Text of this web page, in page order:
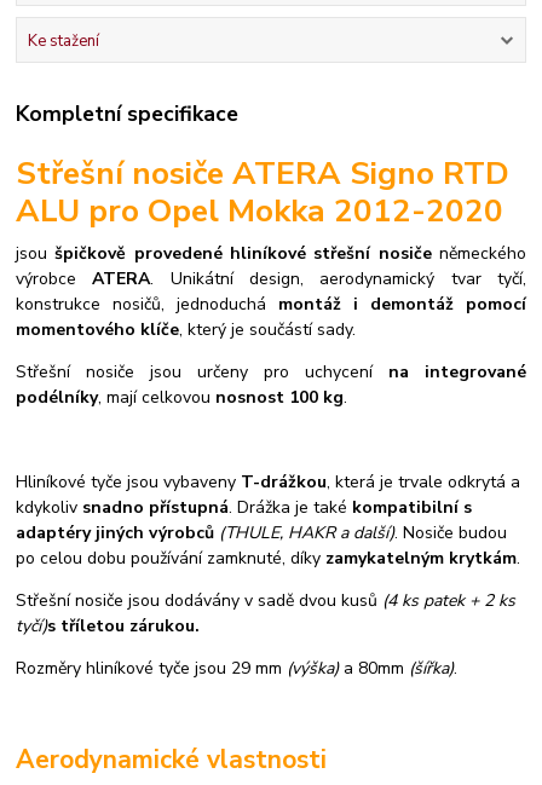
Ke stažení
Kompletní specifikace
Střešní nosiče ATERA Signo RTD
ALU pro Opel Mokka 2012-2020
jsoušpičkově provedené hliníkové střešní nosičeněmeckého
výrobceATERA. Unikátní design, aerodynamický tvar tyčí,
konstrukce nosičů, jednoduchá montáž i demontáž pomocí
momentového klíče, který je součástí sady.
Střešní nosiče jsou určeny pro uchycení na integrované
podélníky, mají celkovou nosnost 100 kg.
Hliníkové tyče jsou vybaveny T-drážkou, která je trvale odkrytá a
kdykoliv snadno přístupná. Drážka je také kompatibilní s
adaptéry jiných výrobců (THULE, HAKR a další). Nosiče budou
po celou dobu používání zamknuté, díky zamykatelným krytkám.
Střešní nosiče jsou dodávány v sadě dvou kusů (4 ks patek + 2 ks
tyčí)s tříletou zárukou.
Rozměry hliníkové tyče jsou 29 mm (výška)a 80mm (šířka).
Aerodynamické vlastnosti